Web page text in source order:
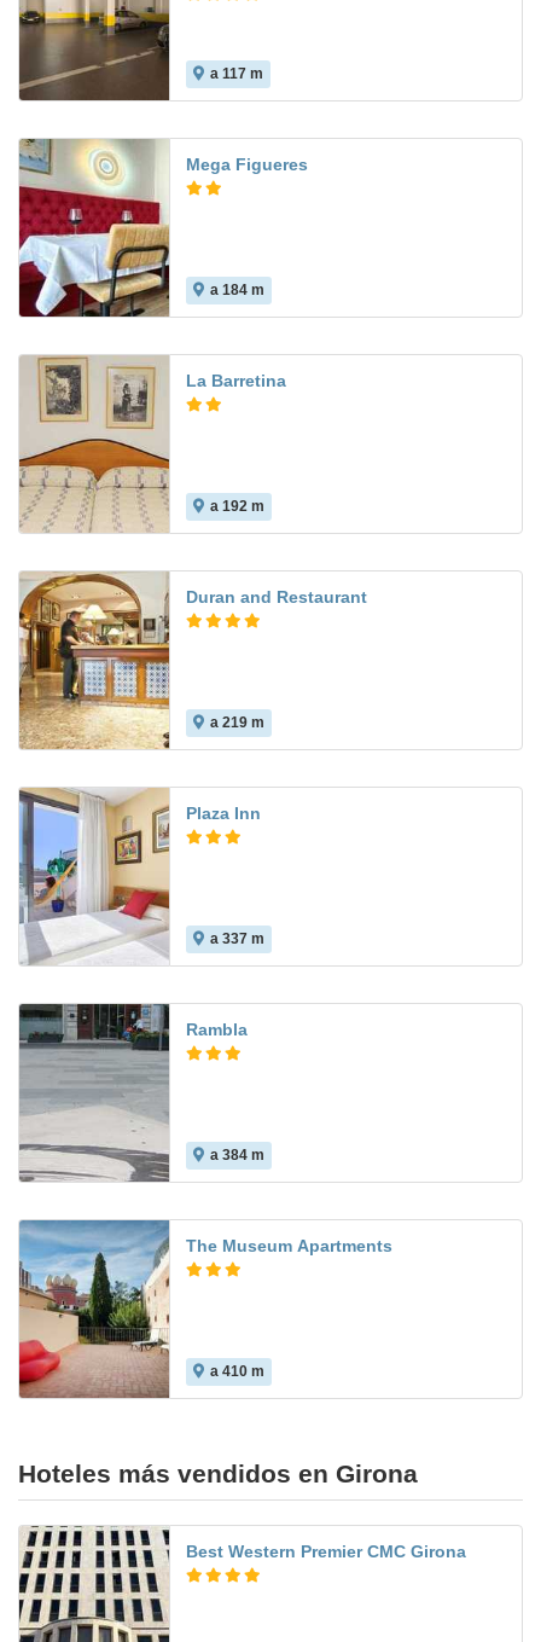
a 117 m
Mega Figueres
a 184 m
La Barretina
a 192 m
Duran and Restaurant
a 219 m
Plaza Inn
a 337 m
Rambla
a 384 m
The Museum Apartments
a 410 m
Hoteles más vendidos en Girona
Best Western Premier CMC Girona